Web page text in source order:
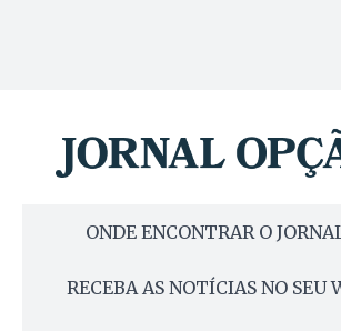
ONDE ENCONTRAR O
RECEBA AS NOTÍCIAS NO SEU